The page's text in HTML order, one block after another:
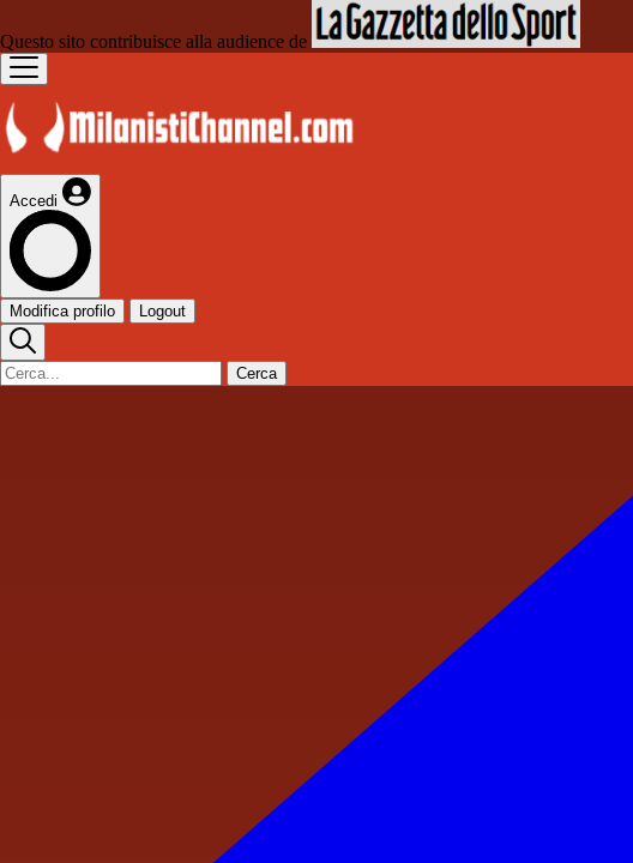
Questo sito contribuisce alla audience de
Accedi
Modifica profilo Logout
Cerca